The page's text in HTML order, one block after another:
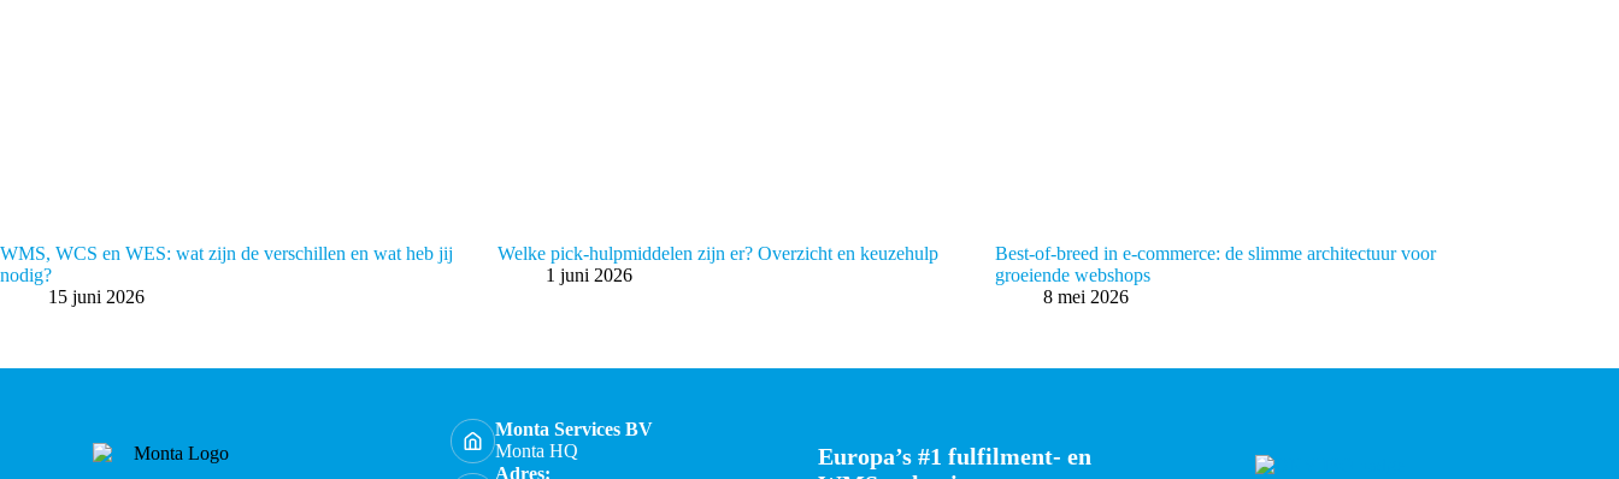
WMS, WCS en WES: wat zijn de verschillen en wat heb jij
nodig?
15 juni 2026
Welke pick-hulpmiddelen zijn er? Overzicht en keuzehulp
1 juni 2026
Best-of-breed in e-commerce: de slimme architectuur voor
groeiende webshops
8 mei 2026
Monta Services BV
Monta HQ
Adres:
Europa’s #1 fulfilment- en